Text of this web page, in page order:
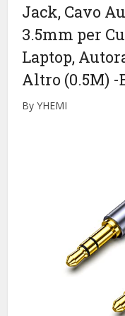
Jack, Cavo
3.5mm per
Laptop,
Altro (0.5M) -
By YHEMI